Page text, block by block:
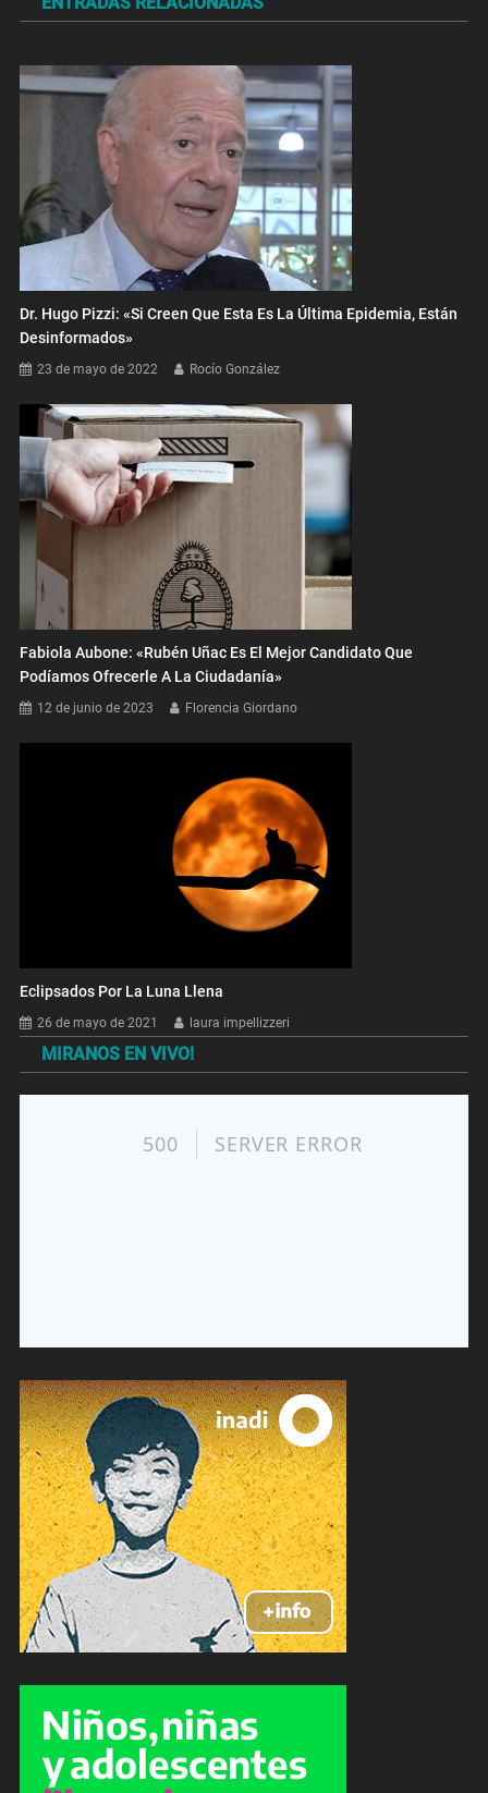
entradas
Dr. Hugo Pizzi: «Si Creen Que Esta Es La Última Epidemia, Están
Desinformados»
23 de mayo de 2022 Rocío González
Fabiola Aubone: «Rubén Uñac Es El Mejor Candidato Que
Podíamos Ofrecerle A La Ciudadanía»
12 de junio de 2023 Florencia Giordano
Eclipsados Por La Luna Llena
26 de mayo de 2021 laura impellizzeri
MIRANOS EN VIVO!